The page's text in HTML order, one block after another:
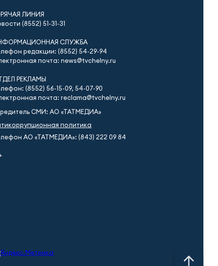
ЛИНИЯ
(8552) 51-31-31
СЛУЖБА
редакции: (8552) 54-29-94
почта: news@tvchelny.ru
РЕКЛАМЫ
(8552) 56-15-09, 54-07-90
почта: reclama@tvchelny.ru
СМИ: АО «ТАТМЕДИА»
политика
АО «ТАТМЕДИА»: (843) 222 09 84